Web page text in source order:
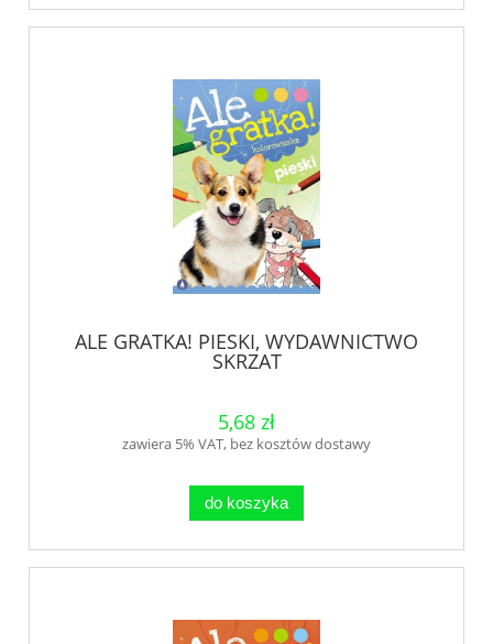
ALE GRATKA! PIESKI, WYDAWNICTWO
SKRZAT
5,68 zł
zawiera 5% VAT, bez kosztów dostawy
do koszyka